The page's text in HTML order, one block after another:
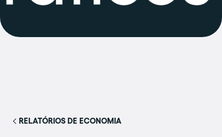
RELATÓRIOS DE ECONOMIA